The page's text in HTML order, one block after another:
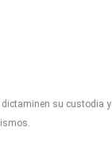
dictaminen su custodia y